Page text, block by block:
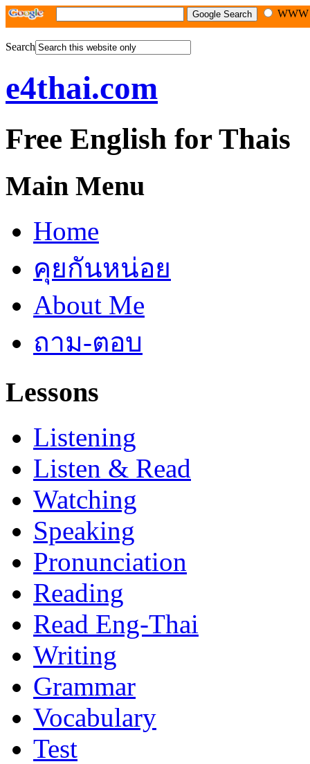
Search
e4thai.com
Free English for Thais
Main Menu
Home
คุยกันหน่อย
About Me
ถาม-ตอบ
Lessons
Listening
Listen & Read
Watching
Speaking
Pronunciation
Reading
Read Eng-Thai
Writing
Grammar
Vocabulary
Test